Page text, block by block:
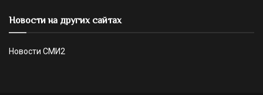
Новости на других сайтах
Новости СМИ2